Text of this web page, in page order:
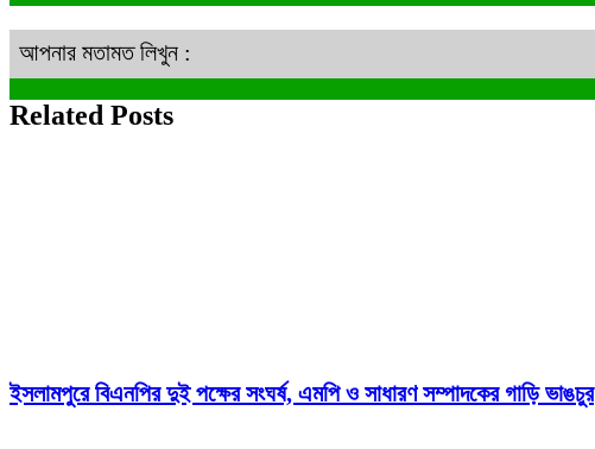
আপনার মতামত লিখুন :
Related Posts
ইসলামপুরে বিএনপির দুই পক্ষের সংঘর্ষ, এমপি ও সাধারণ সম্পাদকের গাড়ি ভাঙচুর